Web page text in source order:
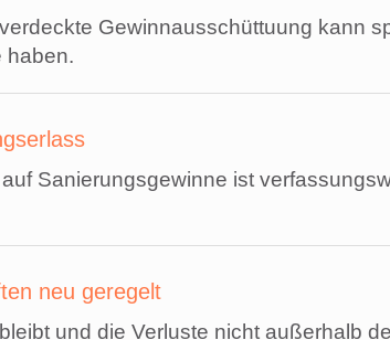
Gewinnausschüttuung kann
haben.
Sanierungsgewinne ist
neu geregelt
und die Verluste nicht außerhalb